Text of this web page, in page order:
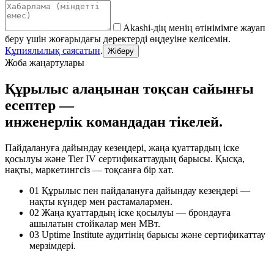
Akashi-дің менің өтінімімге жауап
беру үшін жоғарыдағы деректерді өңдеуіне келісемін.
Құпиялылық саясатын. Жіберу
Жоба жаңартулары
Құрылыс алаңынан тоқсан сайынғы
есептер —
инженерлік командадан тікелей.
Пайдалануға дайындау кезеңдері, жаңа қуаттардың іске
қосылуы және Tier IV сертификаттаудың барысы. Қысқа,
нақты, маркетингсіз — тоқсанға бір хат.
01 Құрылыс пен пайдалануға дайындау кезеңдері —
нақты күндер мен растамалармен.
02 Жаңа қуаттардың іске қосылуы — брондауға
ашылатын стойкалар мен МВт.
03 Uptime Institute аудитінің барысы және сертификаттау
мерзімдері.